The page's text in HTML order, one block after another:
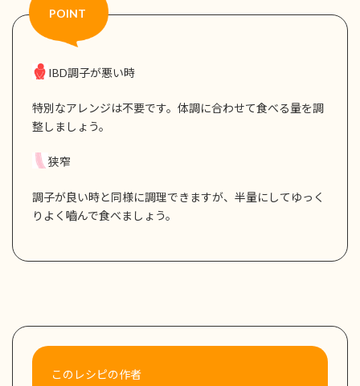
IBD調子が悪い時
特別なアレンジは不要です。体調に合わせて食べる量を調
整しましょう。
狭窄
調子が良い時と同様に調理できますが、半量にしてゆっく
りよく嚙んで食べましょう。
このレシピの作者